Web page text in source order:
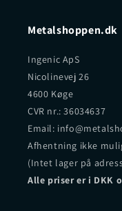
Metalshoppen.dk
Ingenic ApS
Nicolinevej 26
4600 Køge
CVR nr.: 36034637
Email:
Afhentning ikke
(Intet lager på
Alle priser er i DKK